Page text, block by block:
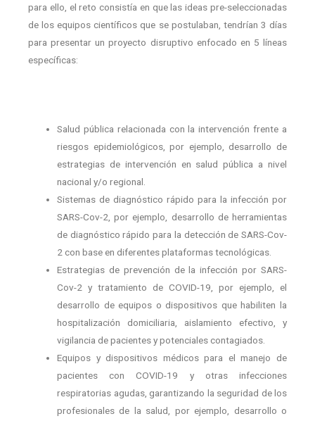
para ello, el reto consistía en que las ideas pre-seleccionadas
de los equipos científicos que se postulaban, tendrían 3 días
para presentar un proyecto disruptivo enfocado en 5 líneas
específicas:
Salud pública relacionada con la intervención frente a
riesgos epidemiológicos, por ejemplo, desarrollo de
estrategias de intervención en salud pública a nivel
nacional y/o regional.
Sistemas de diagnóstico rápido para la infección por
SARS-Cov-2, por ejemplo, desarrollo de herramientas
de diagnóstico rápido para la detección de SARS-Cov-
2 con base en diferentes plataformas tecnológicas.
Estrategias de prevención de la infección por SARS-
Cov-2 y tratamiento de COVID-19, por ejemplo, el
desarrollo de equipos o dispositivos que habiliten la
hospitalización domiciliaria, aislamiento efectivo, y
vigilancia de pacientes y potenciales contagiados.
Equipos y dispositivos médicos para el manejo de
pacientes con COVID-19 y otras infecciones
respiratorias agudas, garantizando la seguridad de los
profesionales de la salud, por ejemplo, desarrollo o